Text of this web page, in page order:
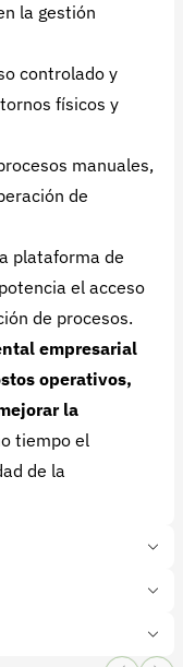
la gestión
controlado y
físicos y
manuales,
de
plataforma de
el acceso
de procesos.
empresarial
operativos,
la
tiempo el
de la
empresarial